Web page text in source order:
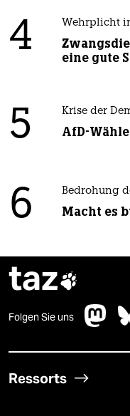
4 Wehrplicht
eine gute
5 Krise der
AfD-
6 Bedrohung
Macht es
taz
Folgen Sie uns
Ressorts